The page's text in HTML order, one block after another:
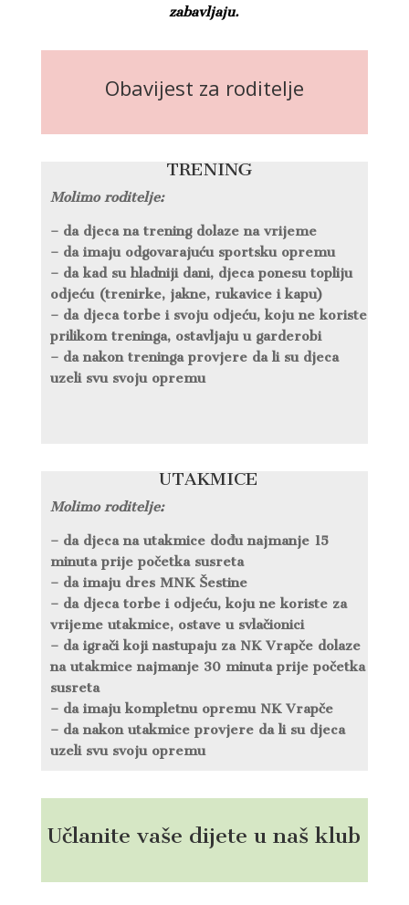
zabavljaju.
Obavijest za roditelje
TRENING
Molimo roditelje:
– da djeca na trening dolaze na vrijeme
– da imaju odgovarajuću sportsku opremu
– da kad su hladniji dani, djeca ponesu topliju
odjeću (trenirke, jakne, rukavice i kapu)
– da djeca torbe i svoju odjeću, koju ne koriste
prilikom treninga, ostavljaju u garderobi
– da nakon treninga provjere da li su djeca
uzeli svu svoju opremu
UTAKMICE
Molimo roditelje:
– da djeca na utakmice dođu najmanje 15
minuta prije početka susreta
– da imaju dres MNK Šestine
– da djeca torbe i odjeću, koju ne koriste za
vrijeme utakmice, ostave u svlačionici
– da igrači koji nastupaju za NK Vrapče dolaze
na utakmice najmanje 30 minuta prije početka
susreta
– da imaju kompletnu opremu NK Vrapče
– da nakon utakmice provjere da li su djeca
uzeli svu svoju opremu
Učlanite vaše dijete u naš klub